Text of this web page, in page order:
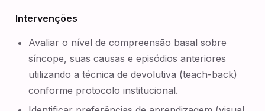
Intervenções
Avaliar o nível de compreensão basal sobre
síncope, suas causas e episódios anteriores
utilizando a técnica de devolutiva (teach-back)
conforme protocolo institucional.